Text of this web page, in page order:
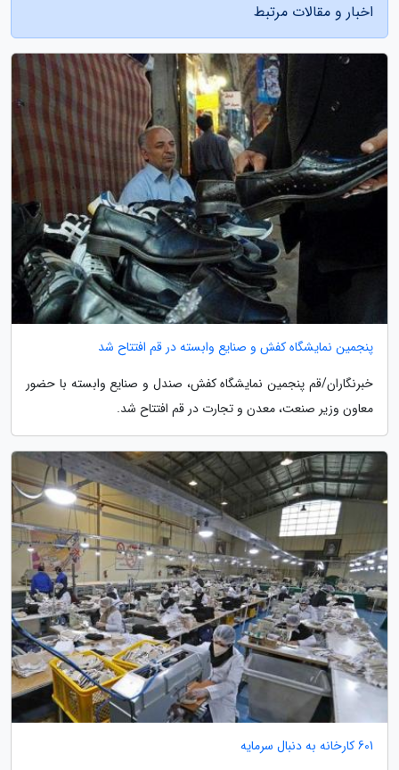
اخبار و مقالات مرتبط
پنجمین نمایشگاه کفش و صنایع وابسته در قم افتتاح شد
خبرنگاران/قم پنجمین نمایشگاه کفش، صندل و صنایع وابسته با حضور
معاون وزیر صنعت، معدن و تجارت در قم افتتاح شد.
601 کارخانه به دنبال سرمایه